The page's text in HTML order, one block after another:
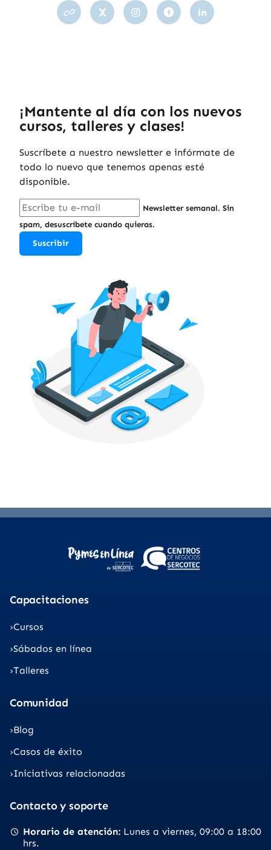
¡Mantente al día con los nuevos
cursos, talleres y clases!
Suscríbete a nuestro newsletter e infórmate de
todo lo nuevo que tenemos apenas esté
disponible.
Newsletter semanal. Sin
spam, desuscríbete cuando quieras.
Suscribir
Capacitaciones
Cursos
Sábados en línea
Talleres
Comunidad
Blog
Casos de éxito
Iniciativas relacionadas
Contacto y soporte
Horario de atención Lunes a viernes 09:00 a 18:00
hrs.